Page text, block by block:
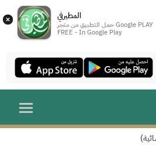
× المطيرفي
حمل التطبيق من متجر Google PLAY
FREE - In Google Play